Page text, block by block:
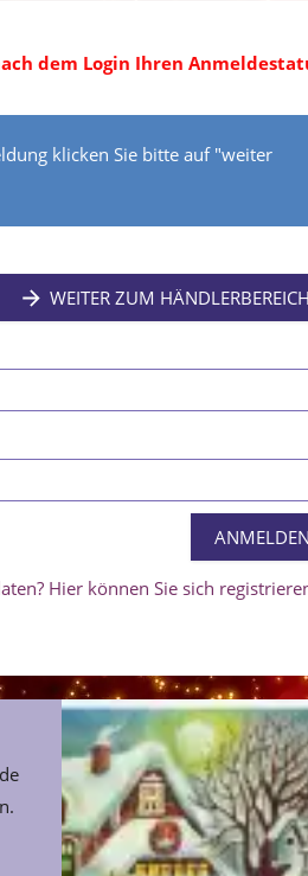
dem Login Ihren
klicken Sie bitte auf "weiter
WEITER ZUM
Hier können Sie sich